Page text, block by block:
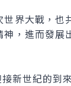
界大戰，也
，進而發展
新世紀的到